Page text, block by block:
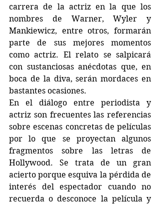
carrera de la actriz en la que los
nombres de Warner, Wyler y
Mankiewicz, entre otros, formarán
parte de sus mejores momentos
como actriz. El relato se salpicará
con sustanciosas anécdotas que, en
boca de la diva, serán mordaces en
bastantes ocasiones.
En el diálogo entre periodista y
actriz son frecuentes las referencias
sobre escenas concretas de películas
por lo que se proyectan algunos
fragmentos sobre las letras de
Hollywood. Se trata de un gran
acierto porque esquiva la pérdida de
interés del espectador cuando no
recuerda o desconoce la película y